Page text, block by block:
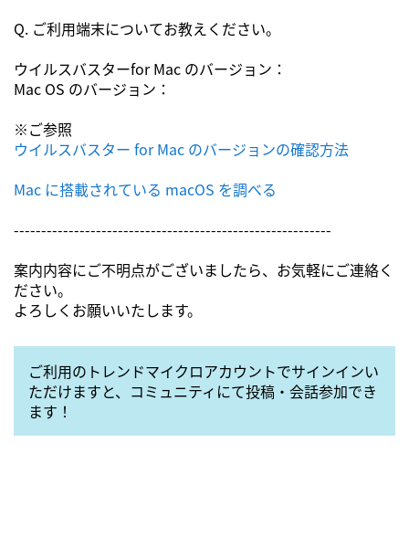
Q. ご利用端末についてお教えください。
ウイルスバスターfor Mac のバージョン：
Mac OS のバージョン：
※ご参照
ウイルスバスター for Mac のバージョンの確認方法
Mac に搭載されている macOS を調べる
----------------------------------------------------------
案内内容にご不明点がございましたら、お気軽にご連絡く
ださい。
よろしくお願いいたします。
ご利用のトレンドマイクロアカウントでサインインい
ただけますと、コミュニティにて投稿・会話参加でき
ます！